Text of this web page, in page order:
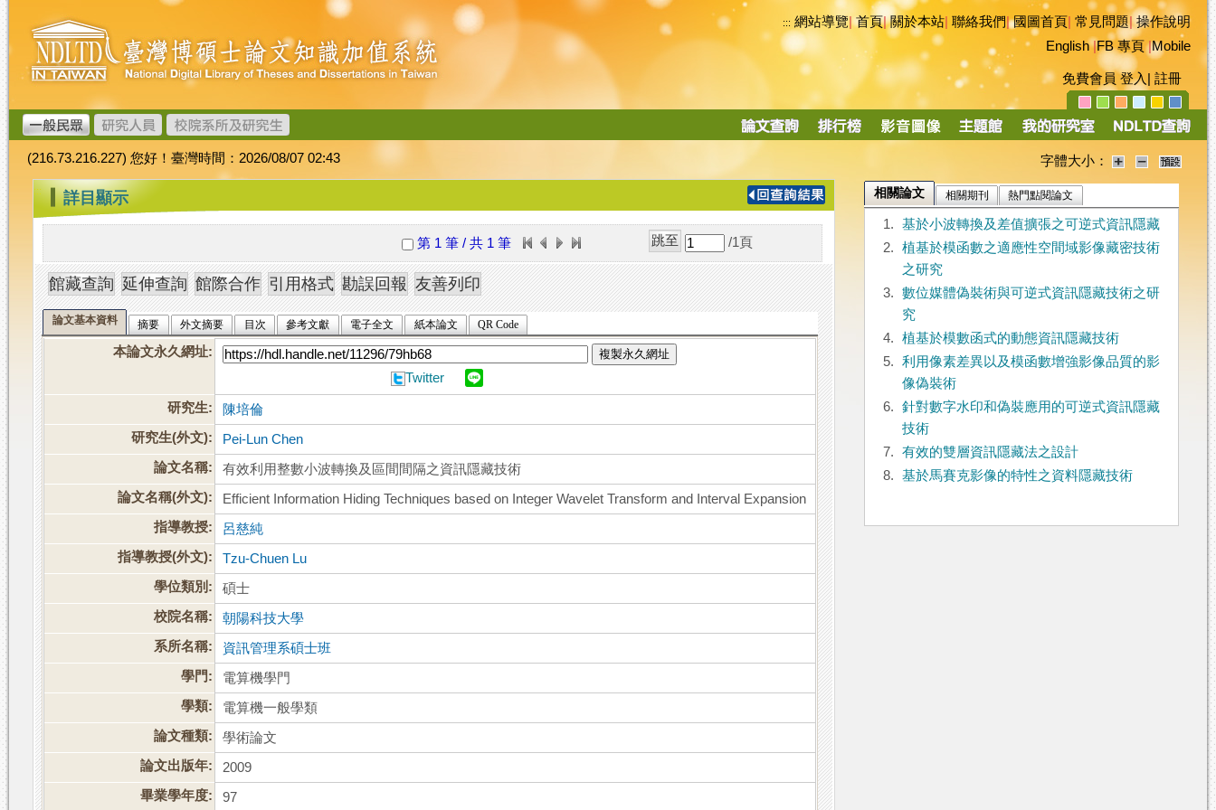
跳
到
主
要
內
容
臺
灣
博
碩
士
論
文
加
值
系
統
::: 網站導覽|首頁|關於本站 聯絡我們|國圖首頁 常見問題|操作說明
English|FB 專頁|Mobile
免費會員 登入 註冊
導
(216.73.216.227) 您好！臺灣時間：2026/08/07 02:43 字體大小：
::: 詳目顯示
第 1 筆 / 共 1 筆 /1 頁
論文基本資料 摘要 外文摘要 目次 參考文獻 電子全文 紙本論文 QR Code
本論文永久網址: 複製永久網址
Twitter
研究生:
陳培倫
研究生(外文):
Pei-Lun Chen
論文名稱:
有效利用整數小波轉換及區間間隔之資訊隱藏技術
論文名稱(外文):
Efficient Information Hiding Techniques based on Integer Wavelet Transform and Interval Expansion
指導教授:
呂慈純
指導教授(外文):
Tzu-Chuen Lu
學位類別:
碩士
校院名稱:
朝陽科技大學
系所名稱:
資訊管理系碩士班
學門:
電算機學門
學類:
電算機一般學類
論文種類:
學術論文
論文出版年:
2009
畢業學年度:
97
相關論文 相關期刊 熱門點閱論文
1.
基於小波轉換及差值擴張之可逆式資訊隱藏
2.
植基於模函數之適應性空間域影像藏密技術
之研究
3.
數位媒體偽裝術與可逆式資訊隱藏技術之研
究
4.
植基於模數函式的動態資訊隱藏技術
5.
利用像素差異以及模函數增強影像品質的影
像偽裝術
6.
針對數字水印和偽裝應用的可逆式資訊隱藏
技術
7.
有效的雙層資訊隱藏法之設計
8.
基於馬賽克影像的特性之資料隱藏技術